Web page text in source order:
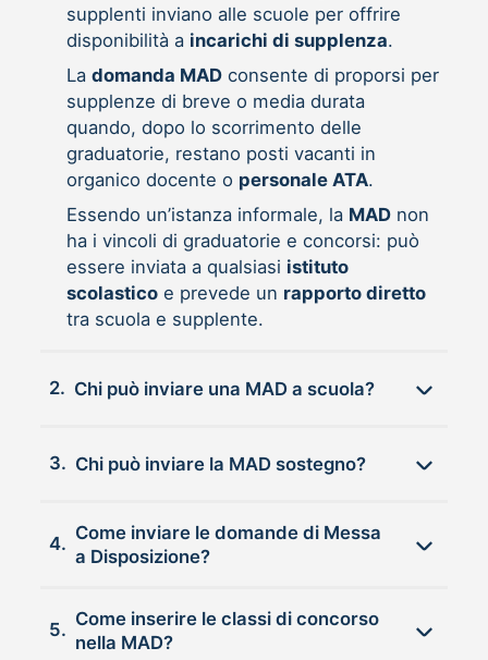
supplenti inviano alle scuole per offrire
disponibilità a incarichi di supplenza.
La domanda MADconsente di proporsi per
supplenze di breve o media durata
quando, dopo lo scorrimento delle
graduatorie, restano posti vacanti in
organico docente o personale ATA.
Essendo un’istanza informale, la MADnon
ha i vincoli di graduatorie e concorsi: può
essere inviata a qualsiasi istituto
scolasticoe prevede un rapporto diretto
tra scuola e supplente.
2. Chi può inviare una MAD a scuola?
3. Chi può inviare la MAD sostegno?
4.
Come inviare le domande di Messa
a Disposizione?
5.
Come inserire le classi di concorso
nella MAD?